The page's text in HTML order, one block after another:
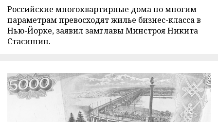
Российские многоквартирные дома по многим
параметрам превосходят жилье бизнес-класса в
Нью-Йорке, заявил замглавы Минстроя Никита
Стасишин.